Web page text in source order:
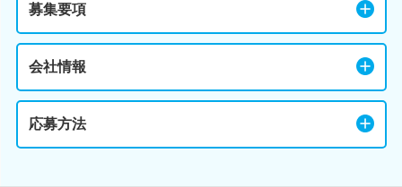
募集要項
会社情報
応募方法